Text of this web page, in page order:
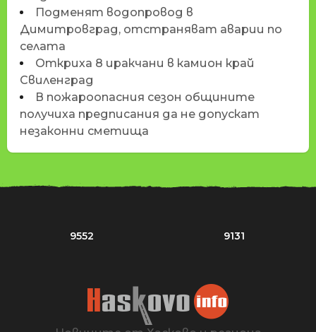
Подменят водопровод в
Димитровград, отстраняват аварии по
селата
Откриха 8 иракчани в камион край
Свиленград
В пожароопасния сезон общините
получиха предписания да не допускат
незаконни сметища
9552 9131